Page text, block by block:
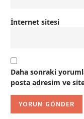
İnternet sitesi
Daha sonraki
posta adresim ve